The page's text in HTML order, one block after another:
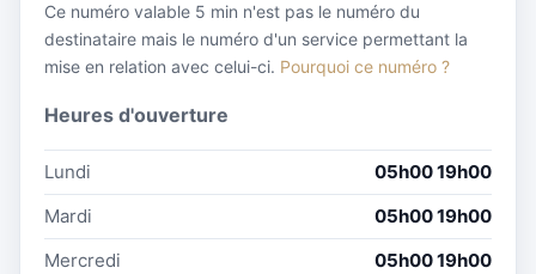
Ce numéro valable 5 min n'est pas le numéro du
destinataire mais le numéro d'un service permettant la
mise en relation avec celui-ci. Pourquoi ce numéro ?
Heures d'ouverture
Lundi
05h00 19h00
Mardi
05h00 19h00
Mercredi
05h00 19h00